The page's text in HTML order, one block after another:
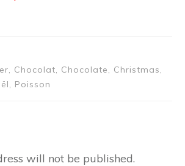
Chocolat, Chocolate, Christmas,
Poisson
will not be published.